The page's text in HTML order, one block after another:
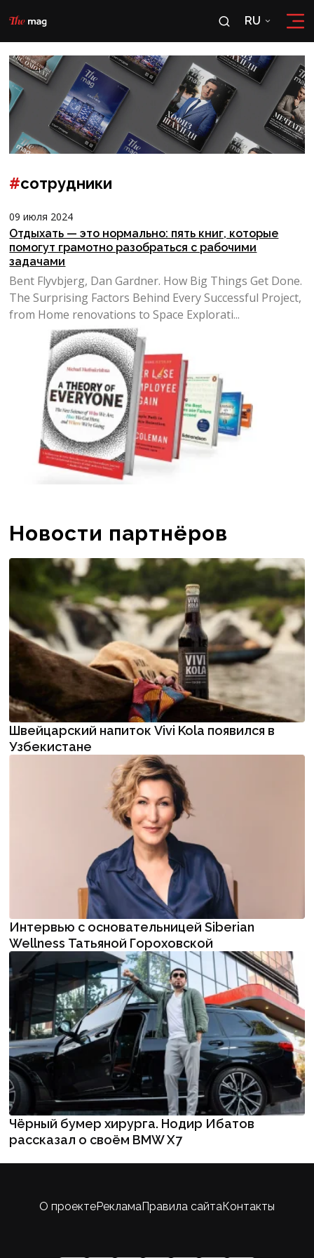
RU
RU
OʻZ
#сотрудники
09 июля 2024
Отдыхать — это нормально: пять книг, которые
помогут грамотно разобраться с рабочими
задачами
Bent Flyvbjerg, Dan Gardner. How Big Things Get Done.
The Surprising Factors Behind Every Successful Project,
from Home renovations to Space Explorati...
Новости партнёров
Швейцарский напиток Vivi Kola появился в
Узбекистане
Интервью с основательницей Siberian
Wellness Татьяной Гороховской
Чёрный бумер хирурга. Нодир Ибатов
рассказал о своём BMW X7
О проектеРекламаПравила сайтаКонтакты